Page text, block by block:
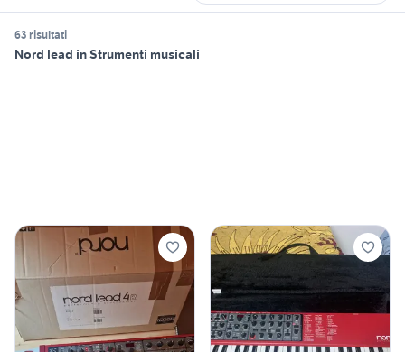
63 risultati
Nord lead in Strumenti musicali